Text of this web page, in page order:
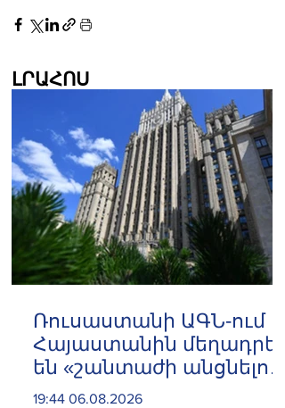
ԼՐԱՀՈՍ
Ռուսաստանի ԱԳՆ-ում
Հայաստանին մեղադրել
են «շանտաժի անցնելու
փորձերի» մեջ
19:44 06.08.2026